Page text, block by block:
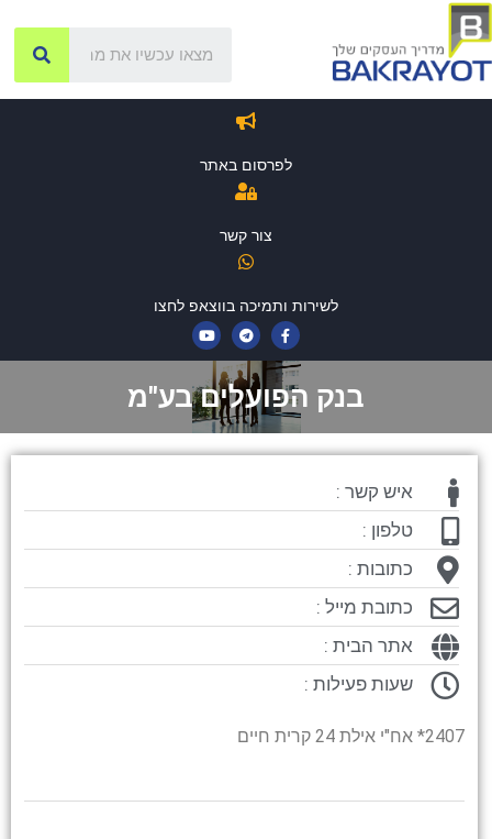
לפרסום באתר
צור קשר
לשירות ותמיכה בווצאפ לחצו
בנק הפועלים בע"מ
איש קשר :
טלפון :
כתובות :
כתובת מייל :
אתר הבית :
שעות פעילות :
2407* אח"י אילת 24 קרית חיים